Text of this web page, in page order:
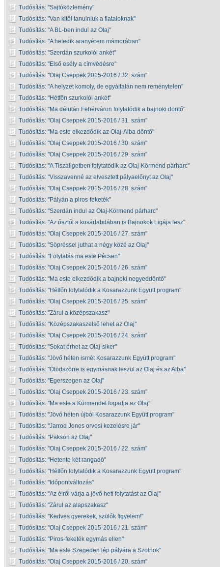
Tudósítás: Sajtóközlemény
Tudósítás: Van kitől tanulniuk a fiataloknak
Tudósítás: A BL-ben indul az Olaj
Tudósítás: A hetedik aranyérem mámorában
Tudósítás: Szerdán szurkolói ankét
Tudósítás:
Első esély a címvédésre
Tudósítás: Olaj Cseppek 2015-2016 / 32. szám
Tudósítás: A helyzet komoly, de egyáltalán nem reménytelen
Tudósítás:
Hétfőn szurkolói ankét
Tudósítás:
Ma délután Fehérváron folytatódik a bajnoki döntő
Tudósítás: Olaj Cseppek 2015-2016 / 31. szám
Tudósítás:
Ma este elkezdődik az Olaj-Alba döntő
Tudósítás: Olaj Cseppek 2015-2016 / 30. szám
Tudósítás: Olaj Cseppek 2015-2016 / 29. szám
Tudósítás: A Tiszaligetben folytatódik az Olaj-Körmend párharc
Tudósítás: Visszavenné az elvesztett pályaelőnyt az Olaj
Tudósítás: Olaj Cseppek 2015-2016 / 28. szám
Tudósítás:
Pályán a piros-feketék
Tudósítás: Szerdán indul az Olaj-Körmend párharc
Tudósítás: Az ősztől a kosárlabdában is Bajnokok Ligája lesz
Tudósítás: Olaj Cseppek 2015-2016 / 27. szám
Tudósítás: Söpréssel juthat a négy közé az Olaj
Tudósítás:
Folytatás ma este Pécsen
Tudósítás: Olaj Cseppek 2015-2016 / 26. szám
Tudósítás:
Ma este elkezdődik a bajnoki negyeddöntő
Tudósítás:
Hétfőn folytatódik a Kosarazzunk Együtt program
Tudósítás: Olaj Cseppek 2015-2016 / 25. szám
Tudósítás: Zárul a középszakasz
Tudósítás:
Középszakaszelső lehet az Olaj
Tudósítás: Olaj Cseppek 2015-2016 / 24. szám
Tudósítás: Sokat érhet az Olaj-siker
Tudósítás: Jövő héten ismét Kosarazzunk Együtt program
Tudósítás: Ötödszörre is egymásnak feszül az Olaj és az Alba
Tudósítás:
Egerszegen az Olaj
Tudósítás: Olaj Cseppek 2015-2016 / 23. szám
Tudósítás:
Ma este a Körmendet fogadja az Olaj
Tudósítás: Jövő héten újból Kosarazzunk Együtt program
Tudósítás: Jarrod Jones orvosi kezelésre jár
Tudósítás:
Pakson az Olaj
Tudósítás: Olaj Cseppek 2015-2016 / 22. szám
Tudósítás:
Hetente két rangadó
Tudósítás:
Hétfőn folytatódik a Kosarazzunk Együtt program
Tudósítás:
Időpontváltozás
Tudósítás: Az élről várja a jövő heti folytatást az Olaj
Tudósítás: Zárul az alapszakasz
Tudósítás:
Kedves gyerekek, szülők figyelem!
Tudósítás: Olaj Cseppek 2015-2016 / 21. szám
Tudósítás:
Piros-feketék egymás ellen
Tudósítás:
Ma este Szegeden lép pályára a Szolnok
Tudósítás: Olaj Cseppek 2015-2016 / 20. szám